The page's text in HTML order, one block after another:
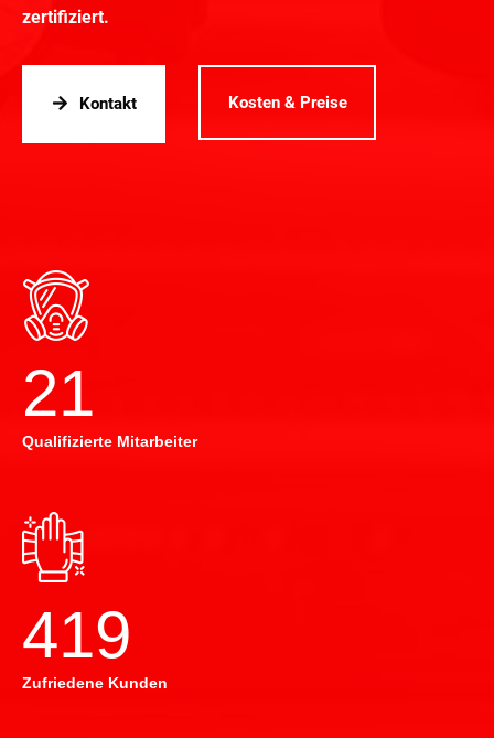
zertifiziert.
Kontakt Kosten & Preise
22
Qualifizierte Mitarbeiter
420
Zufriedene Kunden